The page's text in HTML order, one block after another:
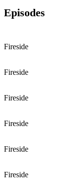
Episodes
Fireside
Fireside
Fireside
Fireside
Fireside
Fireside